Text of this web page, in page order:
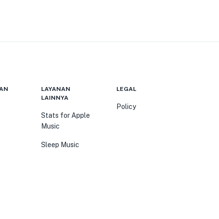
LAYANAN
LAINNYA
Stats for Apple
Music
Sleep Music
LEGAL
Policy